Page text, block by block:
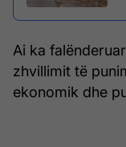
Ai ka
zhvillimit të
ekonomik dhe